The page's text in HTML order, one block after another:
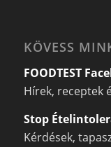
KÖVESS
FOODTEST
Hírek, receptek
Stop
Kérdések,